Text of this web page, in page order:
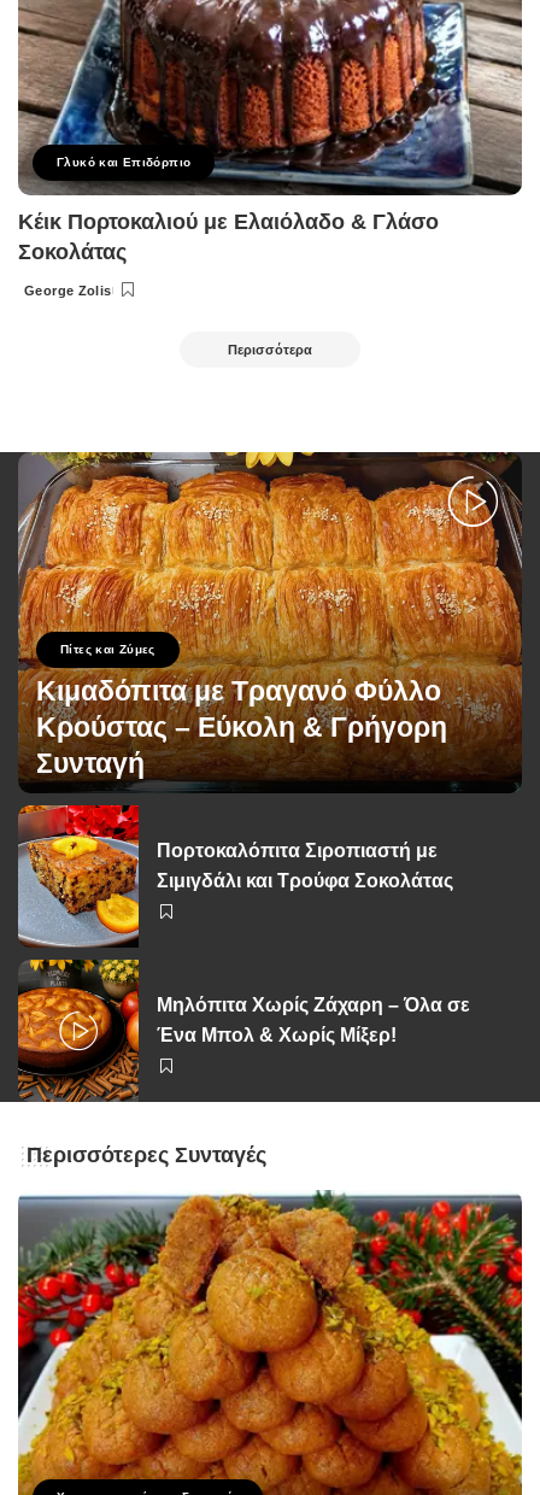
Γλυκό και Επιδόρπιο
Κέικ Πορτοκαλιού με Ελαιόλαδο & Γλάσο
Σοκολάτας
Posted
George Zolis
Περισσότερα
Πίτες και Ζύμες
Κιμαδόπιτα με Τραγανό Φύλλο
Κρούστας – Εύκολη & Γρήγορη
Συνταγή
Posted
by
George Zolis 5 Οκτωβρίου 2025
Πορτοκαλόπιτα Σιροπιαστή με
Σιμιγδάλι και Τρούφα Σοκολάτας
Μηλόπιτα Χωρίς Ζάχαρη – Όλα σε
Ένα Μπολ & Χωρίς Μίξερ!
Περισσότερες Συνταγές